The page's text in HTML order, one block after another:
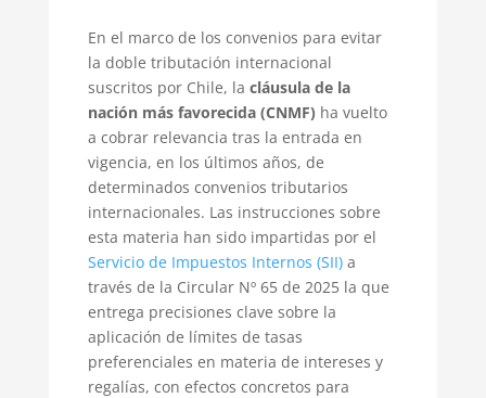
En el marco de los convenios para evitar
la doble tributación internacional
suscritos por Chile, la cláusula de la
nación más favorecida (CNMF) ha vuelto
a cobrar relevancia tras la entrada en
vigencia, en los últimos años, de
determinados convenios tributarios
internacionales. Las instrucciones sobre
esta materia han sido impartidas por el
Servicio de Impuestos Internos (SII)a
través de la Circular Nº 65 de 2025 la que
entrega precisiones clave sobre la
aplicación de límites de tasas
preferenciales en materia de intereses y
regalías, con efectos concretos para